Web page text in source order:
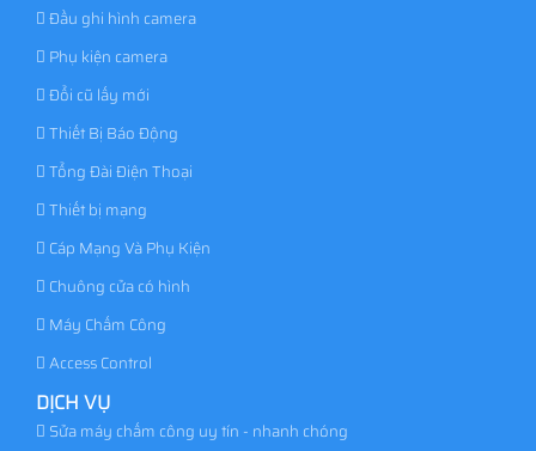
Đầu ghi hình camera
Phụ kiện camera
Đổi cũ lấy mới
Thiết Bị Báo Động
Tổng Đài Điện Thoại
Thiết bị mạng
Cáp Mạng Và Phụ Kiện
Chuông cửa có hình
Máy Chấm Công
Access Control
DỊCH VỤ
Sửa máy chấm công uy tín - nhanh chóng